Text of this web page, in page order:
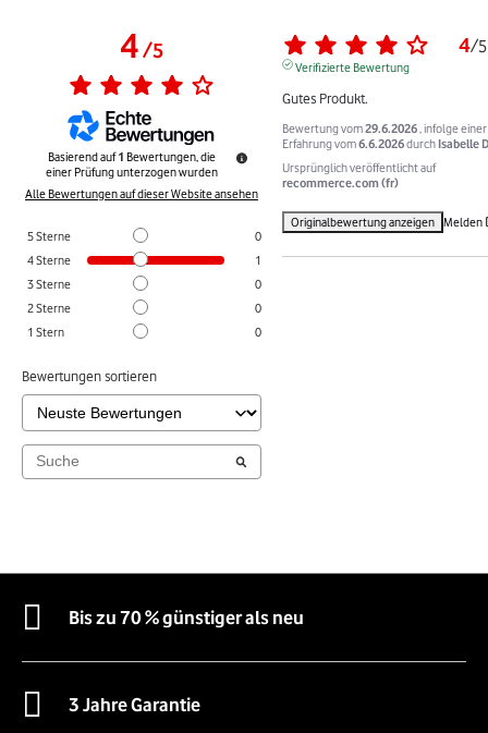
4/5
Basierend auf1 Bewertungen, die
einer Prüfung unterzogen wurden
Alle Bewertungen auf dieser Website ansehen
5Sterne
0
4Sterne
1
3Sterne
0
2Sterne
0
1 Stern 0
Bewertungen sortieren
4/5
Verifizierte Bewertung
Gutes Produkt.
Bewertung vom29.6.2026 , infolge einer
Erfahrung vom6.6.2026durch Isabelle
Ursprünglich veröffentlicht auf
recommerce.com (fr)
Originalbewertung anzeigen Melden
Bis zu 70 % günstiger als neu
3 Jahre Garantie